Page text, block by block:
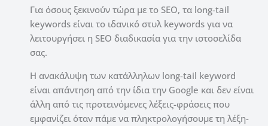
Για όσους ξεκινούν τώρα με το SEO, τα long-tail
keywords είναι το ιδανικό στυλ keywords για να
λειτουργήσει η SEO διαδικασία για την ιστοσελίδα
σας.
Η ανακάλυψη των κατάλληλων long-tail keyword
είναι απάντηση από την ίδια την Google και δεν είναι
άλλη από τις προτεινόμενες λέξεις-φράσεις που
εμφανίζει όταν πάμε να πληκτρολογήσουμε τη λέξη-